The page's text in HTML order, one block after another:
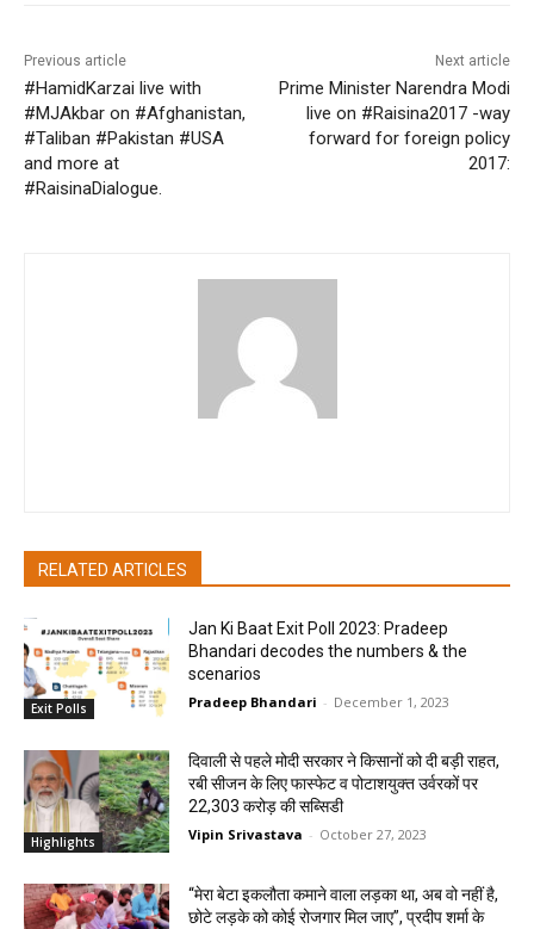
Previous article
#HamidKarzai live with
#MJAkbar on #Afghanistan,
#Taliban #Pakistan #USA
and more at
#RaisinaDialogue.
Next article
Prime Minister Narendra Modi
live on #Raisina2017 -way
forward for foreign policy
2017:
RELATED ARTICLES
Exit Polls
Jan Ki Baat Exit Poll 2023: Pradeep
Bhandari decodes the numbers & the
scenarios
Pradeep Bhandari - December 1, 2023
Highlights
दिवाली से पहले मोदी सरकार ने किसानों को दी बड़ी राहत,
रबी सीजन के लिए फास्फेट व पोटाशयुक्त उर्वरकों पर
22,303 करोड़ की सब्सिडी
Vipin Srivastava - October 27, 2023
“मेरा बेटा इकलौता कमाने वाला लड़का था, अब वो नहीं है,
छोटे लड़के को कोई रोजगार मिल जाए”, प्रदीप शर्मा के